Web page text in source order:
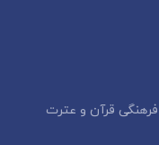
قرآن و عترت